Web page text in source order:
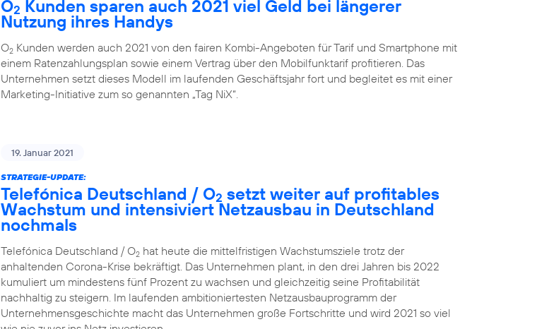
O2 Kunden sparen auch 2021 viel Geld bei längerer
Nutzung ihres Handys
O2 Kunden werden auch 2021 von den fairen Kombi-Angeboten für Tarif und Smartphone mit
einem Ratenzahlungsplan sowie einem Vertrag über den Mobilfunktarif profitieren. Das
Unternehmen setzt dieses Modell im laufenden Geschäftsjahr fort und begleitet es mit einer
Marketing-Initiative zum so genannten „Tag NiX“.
19. Januar 2021
STRATEGIE-UPDATE:
Telefónica Deutschland / O2 setzt weiter auf profitables
Wachstum und intensiviert Netzausbau in Deutschland
nochmals
Telefónica Deutschland / O2 hat heute die mittelfristigen Wachstumsziele trotz der
anhaltenden Corona-Krise bekräftigt. Das Unternehmen plant, in den drei Jahren bis 2022
kumuliert um mindestens fünf Prozent zu wachsen und gleichzeitig seine Profitabilität
nachhaltig zu steigern. Im laufenden ambitioniertesten Netzausbauprogramm der
Unternehmensgeschichte macht das Unternehmen große Fortschritte und wird 2021 so viel